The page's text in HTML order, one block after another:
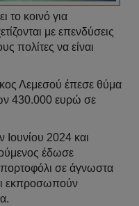
το κοινό για
με επενδύσεις
πολίτες να είναι
Λεμεσού έπεσε θύμα
430.000 ευρώ σε
Ιουνίου 2024 και
έδωσε
σε άγνωστα
εκπροσωπούν